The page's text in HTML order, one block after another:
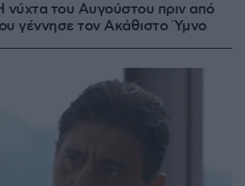
του Αυγούστου πριν από
γέννησε τον Ακάθιστο Ύμνο